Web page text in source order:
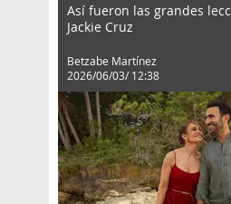
Así fueron las grandes
Jackie Cruz
Betzabe Martínez
2026/06/03/ 12:38